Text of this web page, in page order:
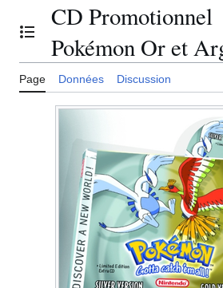
Basculer la table des matières
CD Promotionnel
Pokémon Or et
Page Données Discussion